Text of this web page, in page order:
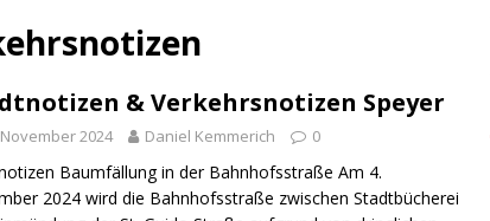
/ Vermisst
SPEYER AKTUELL
/ Vermisst
BLAULICHTMELDUNGEN
/ Vermisst
BLAULICHTMELDUNGEN
Warnmeldung der Polizei
BLAULICHTMELDUNGEN
& Verkehrsnotizen Speyer
2024 Daniel Kemmerich 0
Baumfällung in der Bahnhofsstraße Am 4.
2024 wird die Bahnhofsstraße zwischen Stadtbücherei